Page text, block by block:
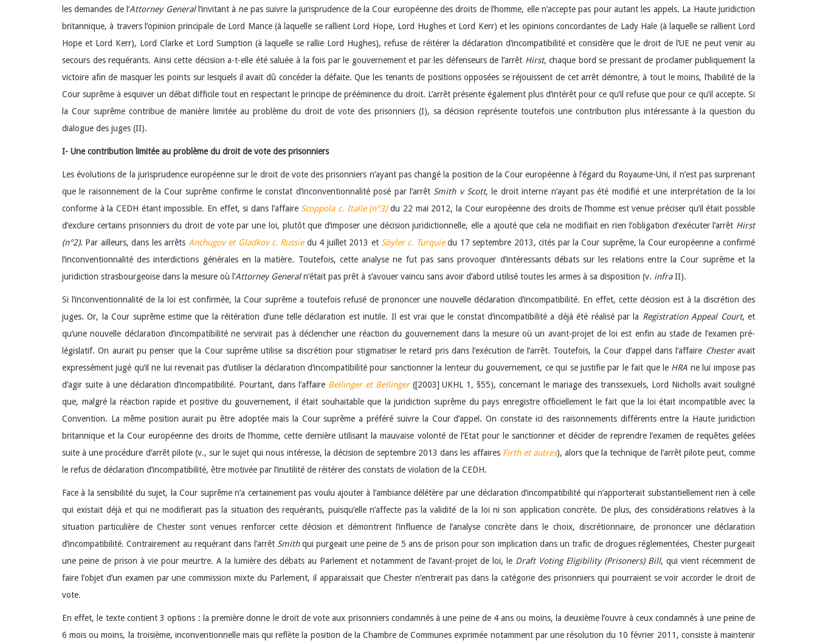
les demandes de l’Attorney Generall’invitant à ne pas suivre la jurisprudence de la Cour européenne des droits de l’homme, elle n’accepte pas pour autant les appels. La Haute juridiction
britannique, à travers l’opinion principale de Lord Mance (à laquelle se rallient Lord Hope, Lord Hughes et Lord Kerr) et les opinions concordantes de Lady Hale (à laquelle se rallient Lord
Hope et Lord Kerr), Lord Clarke et Lord Sumption (à laquelle se rallie Lord Hughes), refuse de réitérer la déclaration d’incompatibilité et considère que le droit de l’UE ne peut venir au
secours des requérants. Ainsi cette décision a-t-elle été saluée à la fois par le gouvernement et par les défenseurs de l’arrêt Hirst, chaque bord se pressant de proclamer publiquement la
victoire afin de masquer les points sur lesquels il avait dû concéder la défaite. Que les tenants de positions opposées se réjouissent de cet arrêt démontre, à tout le moins, l’habilité de la
Cour suprême à esquiver un débat difficile tout en respectant le principe de prééminence du droit. L’arrêt présente également plus d’intérêt pour ce qu’il refuse que pour ce qu’il accepte. Si
la Cour suprême contribue de manière limitée au problème du droit de vote des prisonniers (I), sa décision représente toutefois une contribution plus intéressante à la question du
dialogue des juges (II).
I- Une contribution limitée au problème du droit de vote des prisonniers
Les évolutions de la jurisprudence européenne sur le droit de vote des prisonniers n’ayant pas changé la position de la Cour européenne à l’égard du Royaume-Uni, il n’est pas surprenant
que le raisonnement de la Cour suprême confirme le constat d’inconventionnalité posé par l’arrêt Smith v Scott, le droit interne n’ayant pas été modifié et une interprétation de la loi
conforme à la CEDH étant impossible. En effet, si dans l’affaire Scoppola c. Italie (n°3)du 22 mai 2012, la Cour européenne des droits de l’homme est venue préciser qu’il était possible
d’exclure certains prisonniers du droit de vote par une loi, plutôt que d’imposer une décision juridictionnelle, elle a ajouté que cela ne modifiait en rien l’obligation d’exécuter l’arrêt Hirst
(n°2). Par ailleurs, dans les arrêts Anchugov et Gladkov c. Russiedu 4 juillet 2013 et Söyler c. Turquiedu 17 septembre 2013, cités par la Cour suprême, la Cour européenne a confirmé
l’inconventionnalité des interdictions générales en la matière. Toutefois, cette analyse ne fut pas sans provoquer d’intéressants débats sur les relations entre la Cour suprême et la
juridiction strasbourgeoise dans la mesure où l’Attorney Generaln’était pas prêt à s’avouer vaincu sans avoir d’abord utilisé toutes les armes à sa disposition (v. infraII).
Si l’inconventionnalité de la loi est confirmée, la Cour suprême a toutefois refusé de prononcer une nouvelle déclaration d’incompatibilité. En effet, cette décision est à la discrétion des
juges. Or, la Cour suprême estime que la réitération d’une telle déclaration est inutile. Il est vrai que le constat d’incompatibilité a déjà été réalisé par la Registration Appeal Court, et
qu’une nouvelle déclaration d’incompatibilité ne servirait pas à déclencher une réaction du gouvernement dans la mesure où un avant-projet de loi est enfin au stade de l’examen pré-
législatif. On aurait pu penser que la Cour suprême utilise sa discrétion pour stigmatiser le retard pris dans l’exécution de l’arrêt. Toutefois, la Cour d’appel dans l’affaire Chesteravait
expressément jugé qu’il ne lui revenait pas d’utiliser la déclaration d’incompatibilité pour sanctionner la lenteur du gouvernement, ce qui se justifie par le fait que le HRA ne lui impose pas
d’agir suite à une déclaration d’incompatibilité. Pourtant, dans l’affaire Bellinger et Bellinger([2003] UKHL 1, §55), concernant le mariage des transsexuels, Lord Nicholls avait souligné
que, malgré la réaction rapide et positive du gouvernement, il était souhaitable que la juridiction suprême du pays enregistre officiellement le fait que la loi était incompatible avec la
Convention. La même position aurait pu être adoptée mais la Cour suprême a préféré suivre la Cour d’appel. On constate ici des raisonnements différents entre la Haute juridiction
britannique et la Cour européenne des droits de l’homme, cette dernière utilisant la mauvaise volonté de l’Etat pour le sanctionner et décider de reprendre l’examen de requêtes gelées
suite à une procédure d’arrêt pilote (v., sur le sujet qui nous intéresse, la décision de septembre 2013 dans les affaires Firth et autres), alors que la technique de l’arrêt pilote peut, comme
le refus de déclaration d’incompatibilité, être motivée par l’inutilité de réitérer des constats de violation de la CEDH.
Face à la sensibilité du sujet, la Cour suprême n’a certainement pas voulu ajouter à l’ambiance délétère par une déclaration d’incompatibilité qui n’apporterait substantiellement rien à celle
qui existait déjà et qui ne modifierait pas la situation des requérants, puisqu’elle n’affecte pas la validité de la loi ni son application concrète. De plus, des considérations relatives à la
situation particulière de Chester sont venues renforcer cette décision et démontrent l’influence de l’analyse concrète dans le choix, discrétionnaire, de prononcer une déclaration
d’incompatibilité. Contrairement au requérant dans l’arrêt Smithqui purgeait une peine de 5 ans de prison pour son implication dans un trafic de drogues réglementées, Chester purgeait
une peine de prison à vie pour meurtre. A la lumière des débats au Parlement et notamment de l’avant-projet de loi, le Draft Voting Eligibility (Prisoners) Bill, qui vient récemment de
faire l’objet d’un examen par une commission mixte du Parlement, il apparaissait que Chester n’entrerait pas dans la catégorie des prisonniers qui pourraient se voir accorder le droit de
vote.
En effet, le texte contient 3 options : la première donne le droit de vote aux prisonniers condamnés à une peine de 4 ans ou moins, la deuxième l’ouvre à ceux condamnés à une peine de
6 mois ou moins, la troisième, inconventionnelle mais qui reflète la position de la Chambre de Communes exprimée notamment par une résolution du 10 février 2011, consiste à maintenir